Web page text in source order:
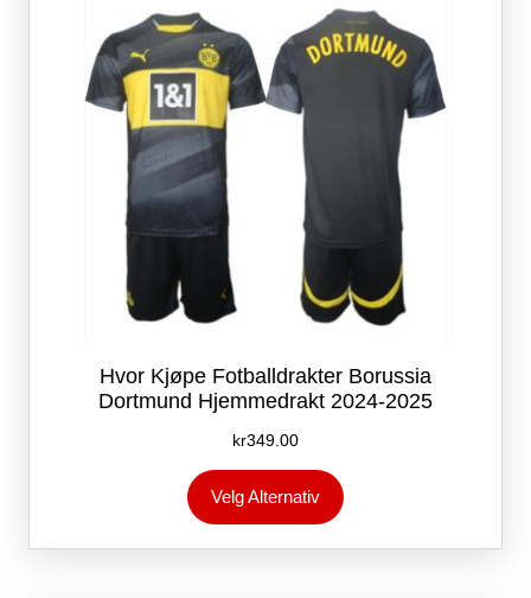
Hvor Kjøpe Fotballdrakter Borussia
Dortmund Hjemmedrakt 2024-2025
kr349.00
Velg Alternativ
produktet
flere